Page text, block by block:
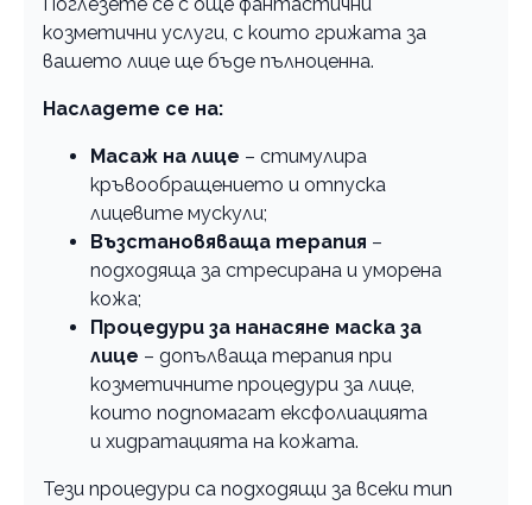
козметични услуги, с които грижата за
вашето лице ще бъде пълноценна.
Насладете се на:
Масаж на лице – стимулира
кръвообращението и отпуска
лицевите мускули;
Възстановяваща терапия –
подходяща за стресирана и уморена
кожа;
Процедури за нанасяне маска за
лице – допълваща терапия при
козметичните процедури за лице,
които подпомагат ексфолиацията
и хидратацията на кожата.
Тези процедури са подходящи за всеки тип